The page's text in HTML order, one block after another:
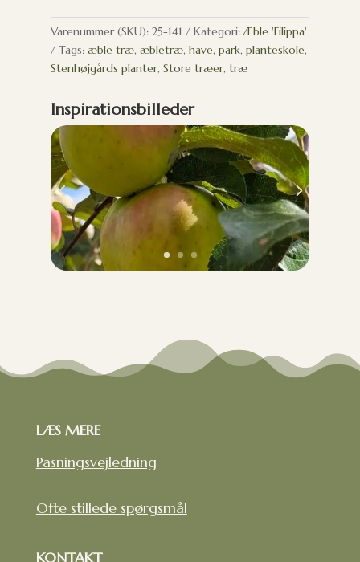
Varenummer (SKU): 25-141 Kategori:Æble 'Filippa'
Tags: æble træ, æbletræ, have, park, planteskole,
Stenhøjgårds planter, Store træer, træ
Inspirationsbilleder
LÆS MERE
Pasningsvejledning
Ofte stillede spørgsmål
KONTAKT